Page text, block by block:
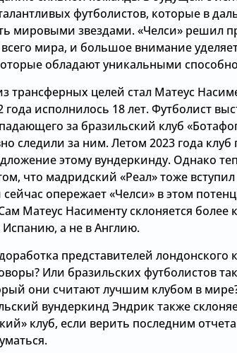
футболистов, которые в
мировыми звездами. «Челси» решил
всего мира, и большое внимание
обладают уникальными
трансферных целей стал Матеус
года исполнилось 18 лет. Футболист
за бразильский клуб
следили за ним. Летом 2023 года клуб
этому вундеркинду. Однако
что мадридский «Реал» тоже
опережает «Челси» в этом
Матеус Насименту склоняется более
Испанию, а не в Англию.
представителей лондонского
Или бразильских футболистов
они считают лучшим клубом в
вундеркинд Эндрик также
клуб, если верить последним